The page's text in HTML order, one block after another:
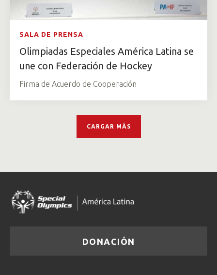
SALA DE PRENSA
Olimpiadas Especiales América Latina se
une con Federación de Hockey
Firma de Acuerdo de Cooperación
CARGAR MÁS
DONACIÓN